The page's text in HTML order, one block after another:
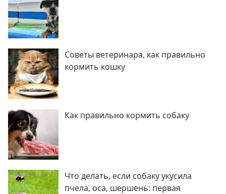
Советы ветеринара, как правильно
кормить кошку
Как правильно кормить собаку
Что делать, если собаку укусила
пчела, оса, шершень: первая